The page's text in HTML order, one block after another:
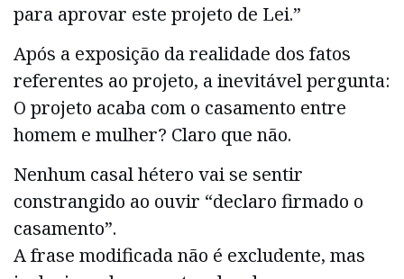
para aprovar este projeto de Lei.”
Após a exposição da realidade dos fatos
referentes ao projeto, a inevitável pergunta:
O projeto acaba com o casamento entre
homem e mulher? Claro que não.
Nenhum casal hétero vai se sentir
constrangido ao ouvir “declaro firmado o
casamento”.
A frase modificada não é excludente, mas